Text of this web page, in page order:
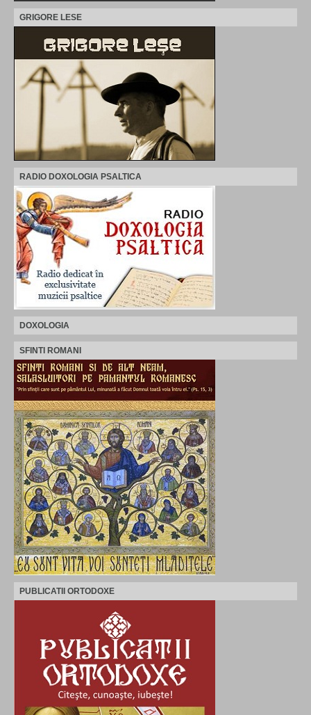
GRIGORE LESE
RADIO DOXOLOGIA PSALTICA
DOXOLOGIA
SFINTI ROMANI
PUBLICATII ORTODOXE